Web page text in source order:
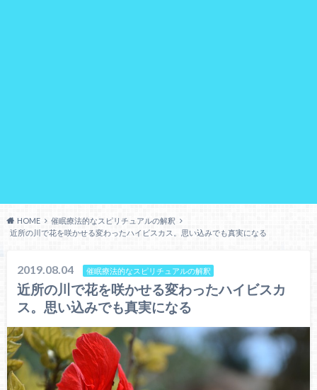
HOME
催眠療法的なスピリチュアルの解釈
近所の川で花を咲かせる変わったハイビスカス。思い込みでも真実になる
2019.08.04 催眠療法的なスピリチュアルの解釈
近所の川で花を咲かせる変わったハイビスカ
ス。思い込みでも真実になる